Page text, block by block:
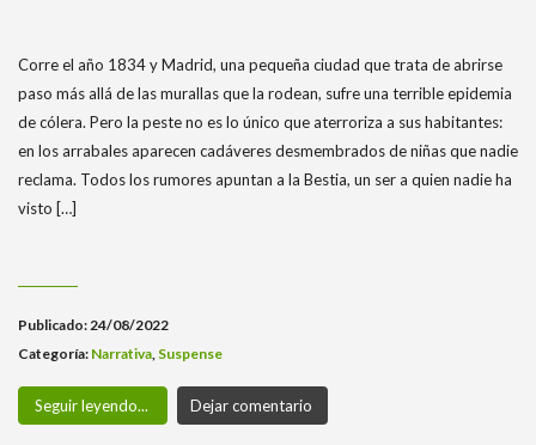
Corre el año 1834 y Madrid, una pequeña ciudad que trata de abrirse
paso más allá de las murallas que la rodean, sufre una terrible epidemia
de cólera. Pero la peste no es lo único que aterroriza a sus habitantes:
en los arrabales aparecen cadáveres desmembrados de niñas que nadie
reclama. Todos los rumores apuntan a la Bestia, un ser a quien nadie ha
visto […]
Publicado: 24/08/2022
Categoría: Narrativa Suspense
Seguir leyendo... Dejar comentario